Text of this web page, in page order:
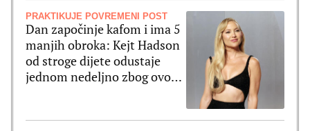
PRAKTIKUJE POVREMENI POST
Dan započinje kafom i ima 5
manjih obroka: Kejt Hadson
od stroge dijete odustaje
jednom nedeljno zbog ovog